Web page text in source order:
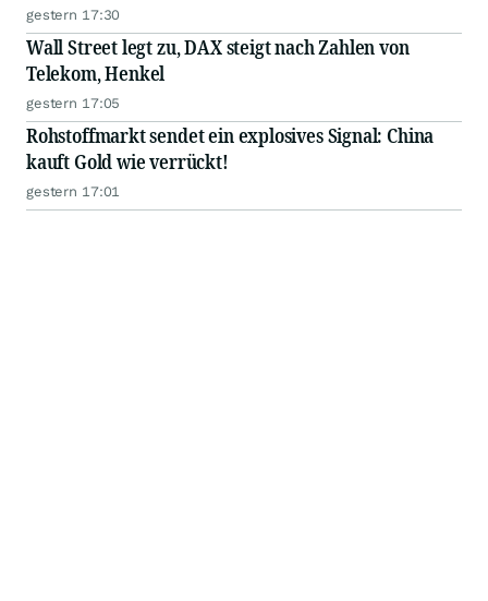
gestern 17:30
Wall Street legt zu, DAX steigt nach Zahlen von
Telekom, Henkel
gestern 17:05
Rohstoffmarkt sendet ein explosives Signal: China
kauft Gold wie verrückt!
gestern 17:01